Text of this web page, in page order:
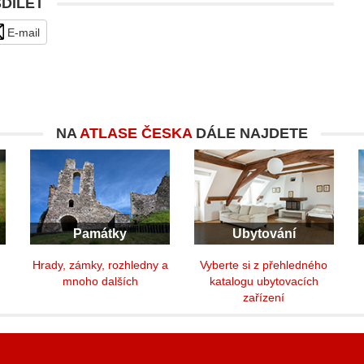
E-mail
NAATLASE ČESKADÁLE NAJDETE
Památky
Hrady, zámky, rozhledny a
mnoho dalších
Ubytování
Vyberte si z přehledného
katalogu ubytovacích
zařízení